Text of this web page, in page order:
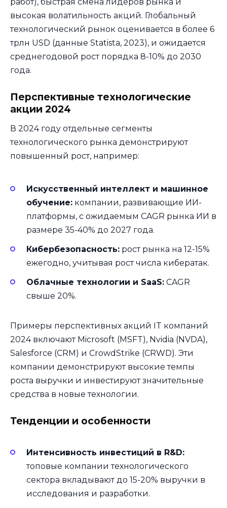
высокая волатильность акций. Глобальный
технологический рынок оценивается в более 6
трлн USD (данные Statista, 2023), и ожидается
среднегодовой рост порядка 8-10% до 2030
года.
Перспективные технологические
акции 2024
В 2024 году отдельные сегменты
технологического рынка демонстрируют
повышенный рост, например:
Искусственный интеллект и машинное
обучение: компании, развивающие ИИ-
платформы, с ожидаемым CAGR рынка ИИ в
размере 35-40% до 2027 года.
Кибербезопасность: рост рынка на 12-15%
ежегодно, учитывая рост числа кибератак.
Облачные технологии и SaaS: CAGR
свыше 20%.
Примеры перспективных акций IT компаний
2024 включают Microsoft (MSFT), Nvidia (NVDA),
Salesforce (CRM) и CrowdStrike (CRWD). Эти
компании демонстрируют высокие темпы
роста выручки и инвестируют значительные
средства в новые технологии.
Тенденции и особенности
Интенсивность инвестиций в R&D:
топовые компании технологического
сектора вкладывают до 15-20% выручки в
исследования и разработки.